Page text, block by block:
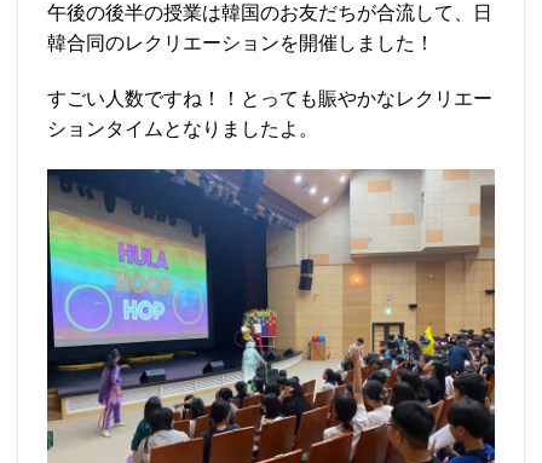
午後の後半の授業は韓国のお友だちが合流して、日
韓合同のレクリエーションを開催しました！
すごい人数ですね！！とっても賑やかなレクリエー
ションタイムとなりましたよ。